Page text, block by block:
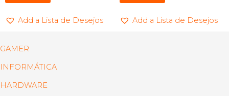
Add a Lista de Desejos Add a Lista de Desejos
GAMER
INFORMÁTICA
HARDWARE